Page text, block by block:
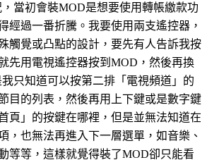
當初會裝MOD是想要使用轉帳繳款功
經過一番折騰。我要使用兩支遙控器，
觸覺或凸點的設計，要先有人告訴我按
先用電視遙控器按到MOD，然後再換
只知道可以按第二排「電視頻道」的
目的列表，然後再用上下鍵或是數字鍵
頁」的按鍵在哪裡，但是並無法知道在
，也無法再進入下一層選單，如音樂、
等等，這樣就覺得裝了MOD卻只能看